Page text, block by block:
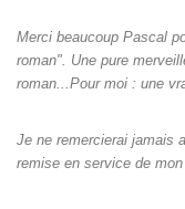
Merci beaucoup Pascal
roman". Une pure
roman...Pour moi : une
Je ne remercierai jamais
remise en service de